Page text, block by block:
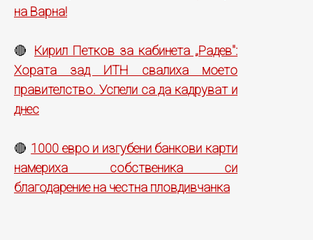
на Варна!
🔴 Кирил Петков за кабинета „Радев":
Хората зад ИТН свалиха моето
правителство. Успели са да кадруват и
днес
🔴 1000 евро и изгубени банкови карти
намериха собственика си
благодарение на честна пловдивчанка